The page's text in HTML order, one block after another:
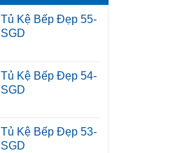
Tủ Kệ Bếp Đẹp 55-
SGD
Tủ Kệ Bếp Đẹp 54-
SGD
Tủ Kệ Bếp Đẹp 53-
SGD